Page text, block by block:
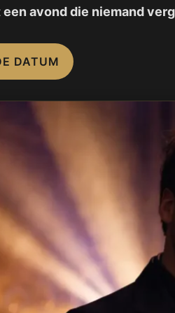
avond die niemand
DATUM